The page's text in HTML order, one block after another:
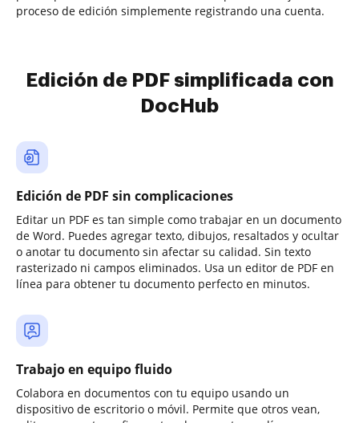
proceso de edición simplemente registrando una cuenta.
Edición de PDF simplificada con
DocHub
Edición de PDF sin complicaciones
Editar un PDF es tan simple como trabajar en un documento
de Word. Puedes agregar texto, dibujos, resaltados y ocultar
o anotar tu documento sin afectar su calidad. Sin texto
rasterizado ni campos eliminados. Usa un editor de PDF en
línea para obtener tu documento perfecto en minutos.
Trabajo en equipo fluido
Colabora en documentos con tu equipo usando un
dispositivo de escritorio o móvil. Permite que otros vean,